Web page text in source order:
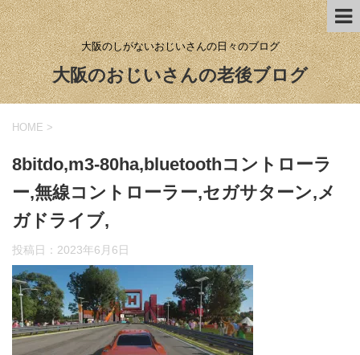
大阪のしがないおじいさんの日々のブログ
大阪のおじいさんの老後ブログ
HOME >
8bitdo,m3-80ha,bluetoothコントローラ
ー,無線コントローラー,セガサターン,メ
ガドライブ,
投稿日： 2023年6月6日